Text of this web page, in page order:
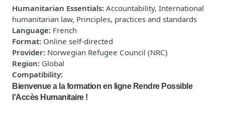
Humanitarian Essentials: Accountability, International
humanitarian law, Principles, practices and standards
Language: French
Format: Online self-directed
Provider: Norwegian Refugee Council (NRC)
Region: Global
Compatibility:
Bienvenue a la formation en ligne Rendre Possible
l'Accès Humanitaire !